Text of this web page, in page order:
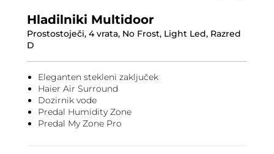
Hladilniki Multidoor
Prostostoječi, 4 vrata, No Frost, Light Led, Razred
D
Eleganten stekleni zaključek
Haier Air Surround
Dozirnik vode
Predal Humidity Zone
Predal My Zone Pro